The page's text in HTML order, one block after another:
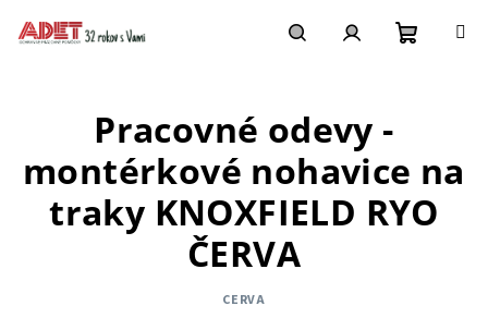
Pracovné odevy -
montérkové nohavice na
traky KNOXFIELD RYO
ČERVA
CERVA